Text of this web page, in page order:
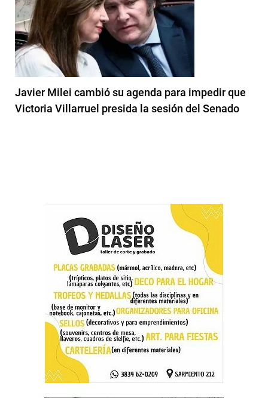
Javier Milei cambió su agenda para impedir que
Victoria Villarruel presida la sesión del Senado